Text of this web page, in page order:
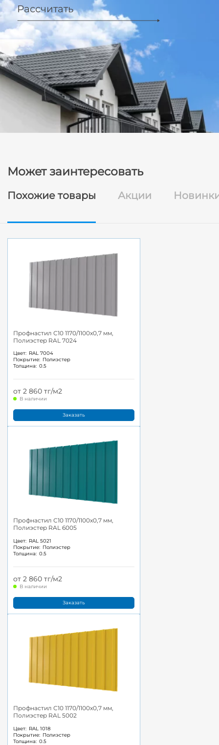
Рассчитать
Может заинтересовать
Похожие товары Акции
Профнастил С10 1170/1100x0,7 мм,
Полиэстер RAL 7024
Цвет: RAL 7004
Покрытие: Полиэстер
Толщина: 0.5
от 2 860 тг/м2
В наличии
Заказать
Профнастил С10 1170/1100x0,7 мм,
Полиэстер RAL 6005
Цвет: RAL 5021
Покрытие: Полиэстер
Толщина: 0.5
от 2 860 тг/м2
В наличии
Заказать
Профнастил С10 1170/1100x0,7 мм,
Полиэстер RAL 5002
Цвет: RAL 1018
Покрытие: Полиэстер
Толщина: 0.5